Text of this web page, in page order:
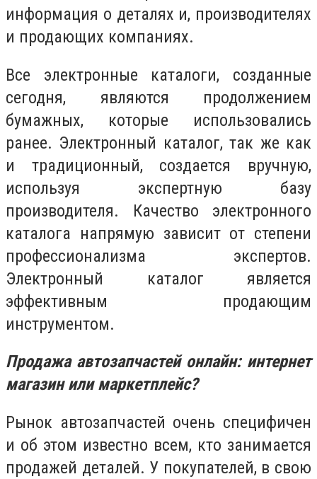
информация о деталях и, производителях
и продающих компаниях.
Все электронные каталоги, созданные
сегодня, являются продолжением
бумажных, которые использовались
ранее. Электронный каталог, так же как
и традиционный, создается вручную,
используя экспертную базу
производителя. Качество электронного
каталога напрямую зависит от степени
профессионализма экспертов.
Электронный каталог является
эффективным продающим
инструментом.
Продажа автозапчастей онлайн: интернет
магазин или маркетплейс?
Рынок автозапчастей очень специфичен
и об этом известно всем, кто занимается
продажей деталей. У покупателей, в свою